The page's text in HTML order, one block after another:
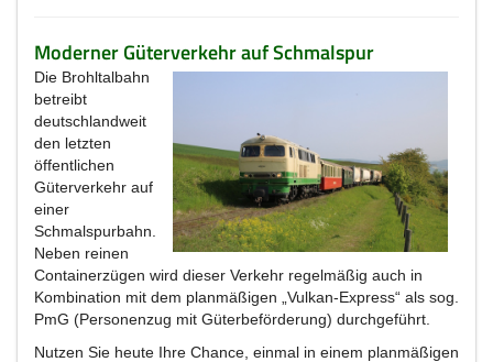
Moderner Güterverkehr auf Schmalspur
Die Brohltalbahn
betreibt
deutschlandweit
den letzten
öffentlichen
Güterverkehr auf
einer
Schmalspurbahn.
Neben reinen
Containerzügen wird dieser Verkehr regelmäßig auch in
Kombination mit dem planmäßigen „Vulkan-Express“ als sog.
PmG (Personenzug mit Güterbeförderung) durchgeführt.
Nutzen Sie heute Ihre Chance, einmal in einem planmäßigen